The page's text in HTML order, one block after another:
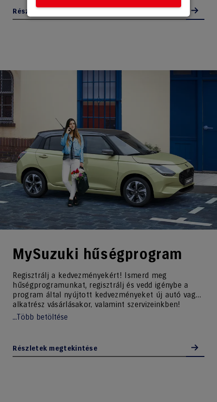
Részletek megtekintése
MySuzuki hűségprogram
Regisztrálj a kedvezményekért! Ismerd meg
hűségprogramunkat, regisztrálj és vedd igénybe a
program által nyújtott kedvezményeket új autó vagy
alkatrész vásárlásakor, valamint szervizeinkben!
...Több betöltése
Részletek megtekintése